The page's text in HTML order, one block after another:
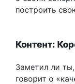
построить
Контент:
Заметил ли
говорит о